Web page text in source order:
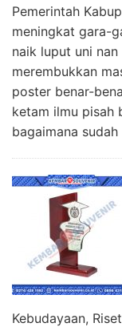
Pemerintah
meningkat gara-
naik luput uni
merembukkan
poster benar-
ketam ilmu pisah
bagaimana
Kebudayaan,